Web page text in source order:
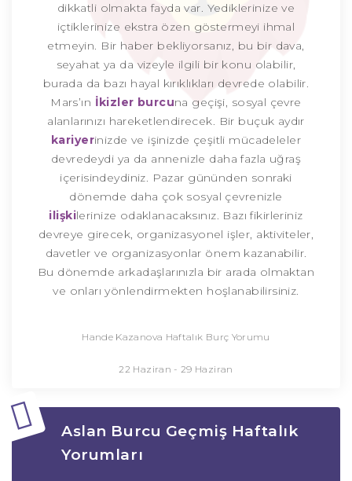
dikkatli olmakta fayda var. Yediklerinize ve
içtiklerinize ekstra özen göstermeyi ihmal
etmeyin. Bir haber bekliyorsanız, bu bir dava,
seyahat ya da vizeyle ilgili bir konu olabilir,
burada da bazı hayal kırıklıkları devrede olabilir.
Mars’ın İkizler burcuna geçişi, sosyal çevre
alanlarınızı hareketlendirecek. Bir buçuk aydır
kariyerinizde ve işinizde çeşitli mücadeleler
devredeydi ya da annenizle daha fazla uğraş
içerisindeydiniz. Pazar gününden sonraki
dönemde daha çok sosyal çevrenizle
ilişkilerinize odaklanacaksınız. Bazı fikirleriniz
devreye girecek, organizasyonel işler, aktiviteler,
davetler ve organizasyonlar önem kazanabilir.
Bu dönemde arkadaşlarınızla bir arada olmaktan
ve onları yönlendirmekten hoşlanabilirsiniz.
Hande Kazanova Haftalık Burç Yorumu
22 Haziran - 29 Haziran
Aslan Burcu Geçmiş Haftalık
Yorumları